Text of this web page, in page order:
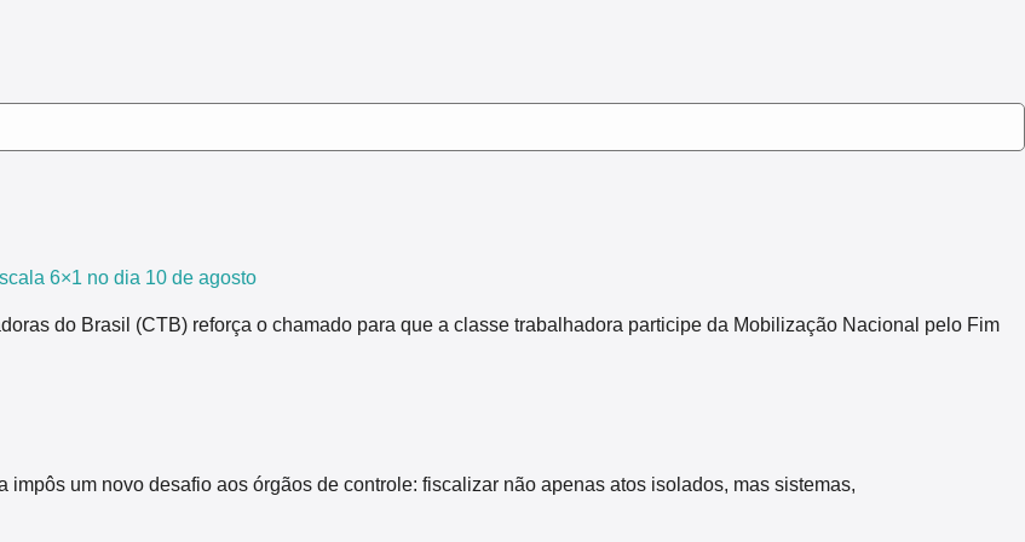
6×1 no dia 10 de agosto
do Brasil (CTB) reforça o chamado para que a classe trabalhadora participe da Mobilização Nacional pelo Fim
um novo desafio aos órgãos de controle: fiscalizar não apenas atos isolados, mas sistemas,